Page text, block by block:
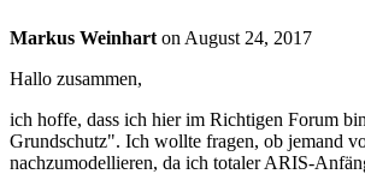
Markus Weinhart on August 24, 2017
Hallo zusammen,
ich hoffe, dass ich hier im Richtigen Forum
Grundschutz". Ich wollte fragen, ob jemand
nachzumodellieren, da ich totaler ARIS-